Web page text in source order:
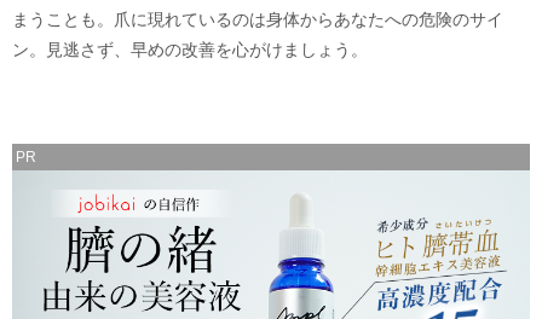
まうことも。爪に現れているのは身体からあなたへの危険のサイ
ン。見逃さず、早めの改善を心がけましょう。
PR